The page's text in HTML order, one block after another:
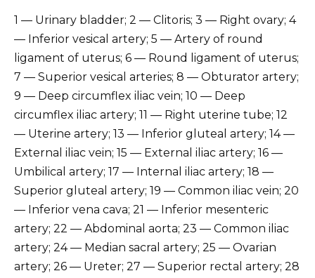
1 — Urinary bladder; 2 — Clitoris; 3 — Right ovary; 4
— Inferior vesical artery; 5 — Artery of round
ligament of uterus; 6 — Round ligament of uterus;
7 — Superior vesical arteries; 8 — Obturator artery;
9 — Deep circumflex iliac vein; 10 — Deep
circumflex iliac artery; 11 — Right uterine tube; 12
— Uterine artery; 13 — Inferior gluteal artery; 14 —
External iliac vein; 15 — External iliac artery; 16 —
Umbilical artery; 17 — Internal iliac artery; 18 —
Superior gluteal artery; 19 — Common iliac vein; 20
— Inferior vena cava; 21 — Inferior mesenteric
artery; 22 — Abdominal aorta; 23 — Common iliac
artery; 24 — Median sacral artery; 25 — Ovarian
artery; 26 — Ureter; 27 — Superior rectal artery; 28